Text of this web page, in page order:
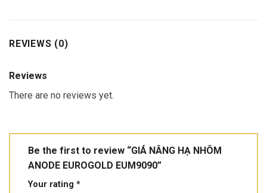
REVIEWS (0)
Reviews
There are no reviews yet.
Be the first to review “GIÁ NÂNG HẠ NHÔM
ANODE EUROGOLD EUM9090”
Your rating *